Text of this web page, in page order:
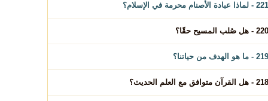
221 - لماذا عبادة الأصنام محرمة في الإسلام؟
220 - هل صُلب المسيح حقًا؟
219 - ما هو الهدف من حياتنا؟
218 - هل القرآن متوافق مع العلم الحديث؟